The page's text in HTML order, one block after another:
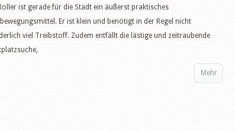
ist gerade für die Stadt ein äußerst praktisches
Er ist klein und benötigt in der Regel nicht
viel Treibstoff. Zudem entfällt die lästige und zeitraubende
Mehr